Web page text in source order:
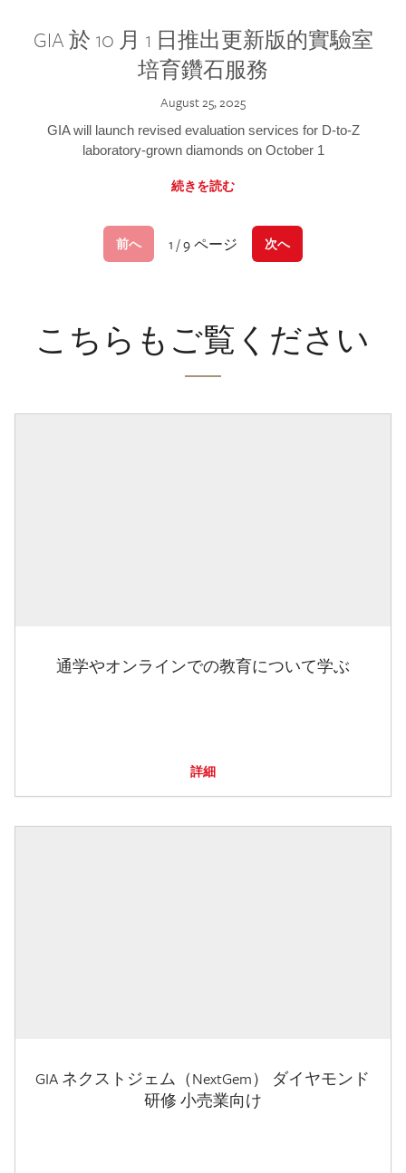
GIA 於 10 月 1 日推出更新版的實驗室
培育鑽石服務
August 25, 2025
GIA will launch revised evaluation services for D-to-Z
laboratory-grown diamonds on October 1
続きを読む
前へ 1 / 9 ページ 次へ
こちらもご覧ください
通学やオンラインでの教育について学ぶ
詳細
GIA ネクストジェム（NextGem） ダイヤモンド
研修 小売業向け